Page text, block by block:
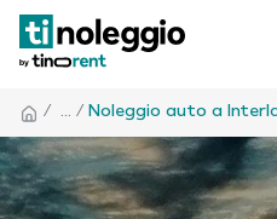
/ ... / Noleggio auto a